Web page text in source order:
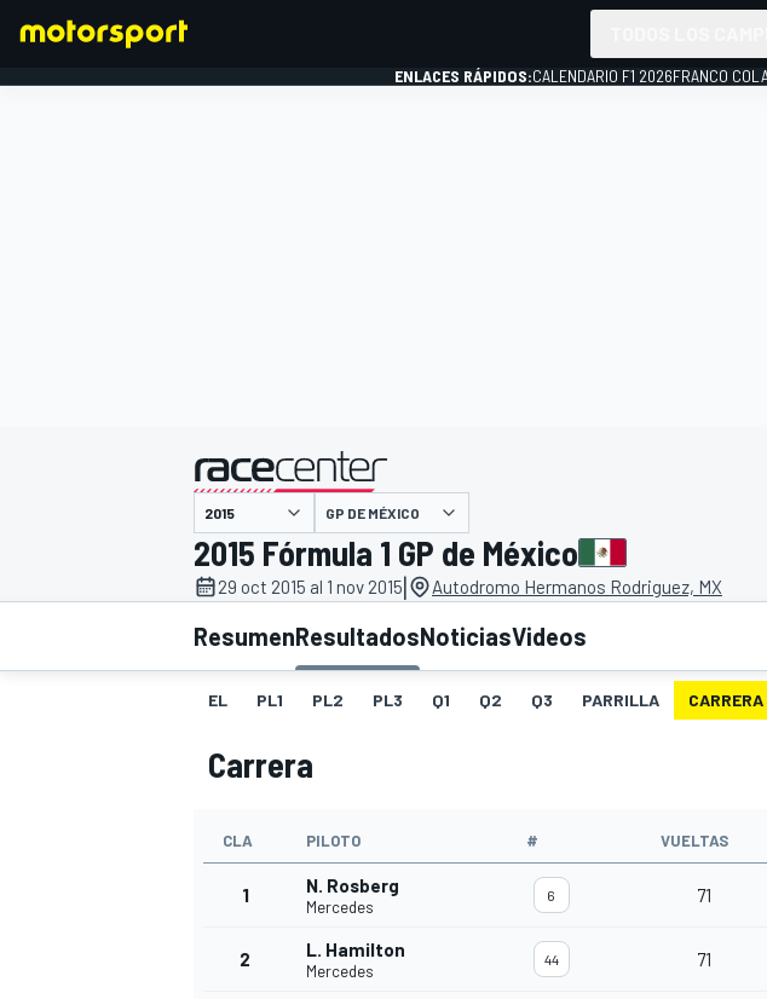
INDYCAR
ENLACES RÁPIDOS:CALENDARIO F1 2026FRANCO
presentado por
GP DE MÉXICO
2015 Fórmula 1 GP de México
29 oct 2015 al 1 nov 2015| Autodromo Hermanos Rodriguez, MX
ResumenResultadosNoticiasVideos
EL PL1 PL2 PL3 Q1 Q2 Q3 PARRILLA CARRERA
Carrera
CLA PILOTO # VUELTAS
1 N. Rosberg
Mercedes
6 71
2 L. Hamilton
Mercedes
44 71